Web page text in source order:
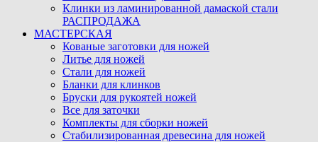
Клинки из ламинированной дамаской стали
РАСПРОДАЖА
МАСТЕРСКАЯ
Кованые заготовки для ножей
Литье для ножей
Стали для ножей
Бланки для клинков
Бруски для рукоятей ножей
Все для заточки
Комплекты для сборки ножей
Стабилизированная древесина для ножей